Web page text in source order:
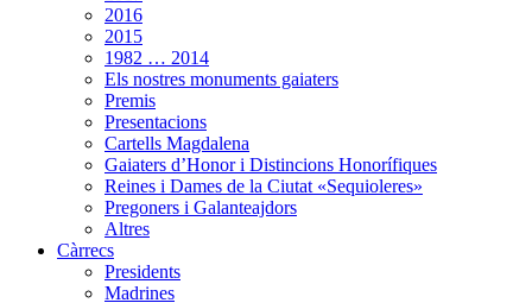
2016
2015
1982 … 2014
Els nostres monuments gaiaters
Premis
Presentacions
Cartells Magdalena
Gaiaters d’Honor i Distincions Honorífiques
Reines i Dames de la Ciutat «Sequioleres»
Pregoners i Galanteajdors
Altres
Càrrecs
Presidents
Madrines